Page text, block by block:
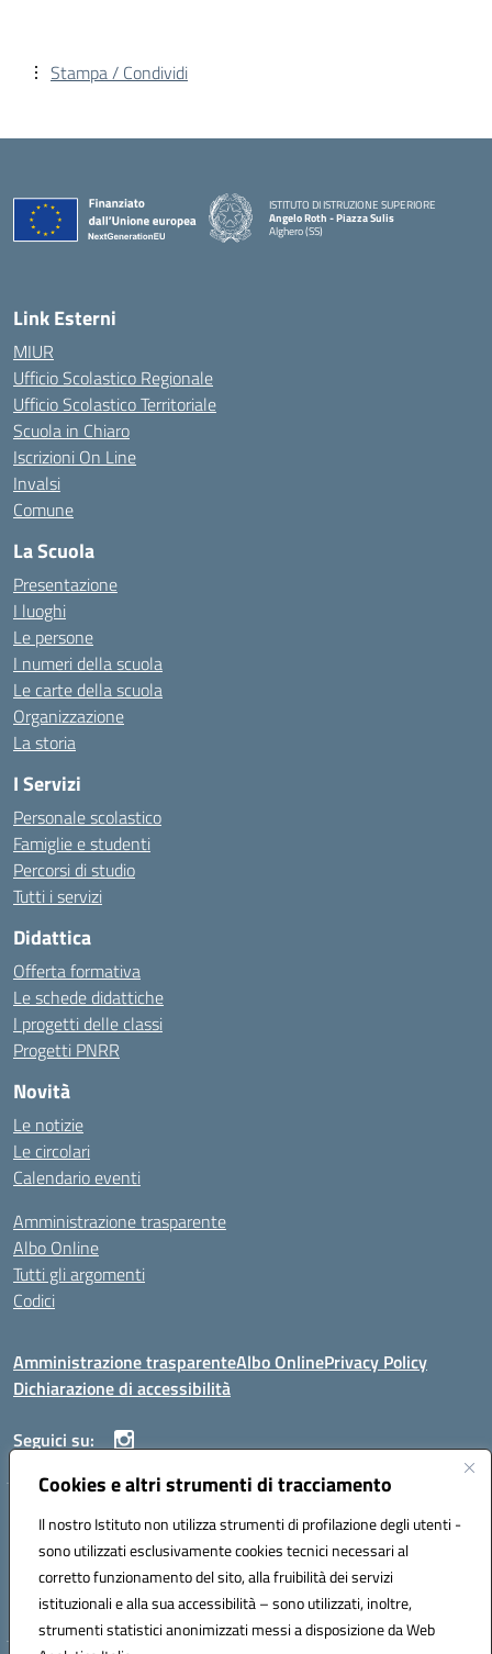
Cookies e altri strumenti di tracciamento
Il nostro Istituto non utilizza strumenti di profilazione degli utenti -
sono utilizzati esclusivamente cookies tecnici necessari al
corretto funzionamento del sito, alla fruibilità dei servizi
istituzionali e alla sua accessibilità – sono utilizzati, inoltre,
strumenti statistici anonimizzati messi a disposizione da Web
Stampa / Condividi
ISTITUTO DI ISTRUZIONE SUPERIORE
Angelo Roth - Piazza Sulis
Alghero (SS)
— Visita la pagina iniziale della scuola
Link Esterni
MIUR
Ufficio Scolastico Regionale
Ufficio Scolastico Territoriale
Scuola in Chiaro
Iscrizioni On Line
Invalsi
Comune
La Scuola
Presentazione
I luoghi
Le persone
I numeri della scuola
Le carte della scuola
Organizzazione
La storia
I Servizi
Personale scolastico
Famiglie e studenti
Percorsi di studio
Tutti i servizi
Didattica
Offerta formativa
Le schede didattiche
I progetti delle classi
Progetti PNRR
Novità
Le notizie
Le circolari
Calendario eventi
Amministrazione trasparente
Albo Online
Tutti gli argomenti
Codici
Amministrazione trasparenteAlbo OnlinePrivacy Policy
Dichiarazione di accessibilità
Seguici su:
ISTITUTO ISTRUZIONE SUPERIORE ANGELO ROTH
Codice fiscale: 80004310902 Codice meccanografico: SSIS019006
Telefono: 079951627
Mail: SSIS019006@istruzione.it PEC: SSIS019006@pec.istruzione.it